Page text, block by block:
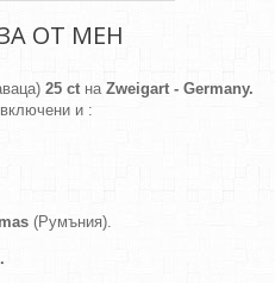
ОТ МЕН
25 ct на Zweigart - Germany.
и :
(Румъния).